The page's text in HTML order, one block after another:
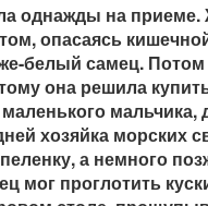
однажды на
опасаясь
белый самец. Потом
она решила
хозяйка морских
а немного
мог проглотить